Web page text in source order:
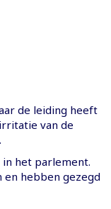
de leiding heeft
van de
in het parlement.
en hebben gezegd